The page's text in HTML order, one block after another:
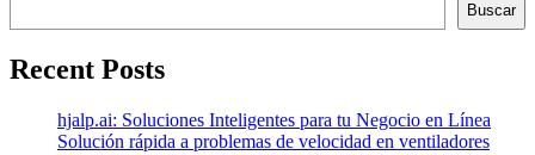
Buscar
Recent Posts
hjalp.ai: Soluciones Inteligentes para tu Negocio en Línea
Solución rápida a problemas de velocidad en ventiladores